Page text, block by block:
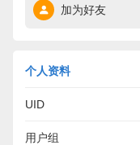
加为好友
个人资料
UID
用户组